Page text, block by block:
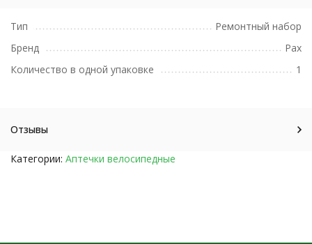
Тип
Ремонтный набор
Бренд
Pax
Количество в одной упаковке
1
Отзывы
Категории: Аптечки велосипедные